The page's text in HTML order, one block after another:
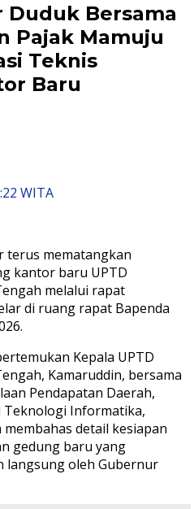
Duduk Bersama
Pajak Mamuju
Teknis
Baru
WITA
terus mematangkan
kantor baru UPTD
melalui rapat
di ruang rapat Bapenda
Kepala UPTD
Kamaruddin, bersama
Pendapatan Daerah,
Teknologi Informatika,
detail kesiapan
gedung baru yang
langsung oleh Gubernur